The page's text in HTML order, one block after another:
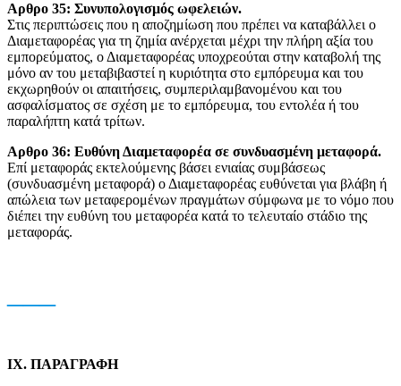
Αρθρο 35: Συνυπολογισμός ωφελειών.
Στις περιπτώσεις που η αποζημίωση που πρέπει να καταβάλλει ο
Διαμεταφορέας για τη ζημία ανέρχεται μέχρι την πλήρη αξία του
εμπορεύματος, ο Διαμεταφορέας υποχρεούται στην καταβολή της
μόνο αν του μεταβιβαστεί η κυριότητα στο εμπόρευμα και του
εκχωρηθούν οι απαιτήσεις, συμπεριλαμβανομένoυ και του
ασφαλίσματος σε σχέση με το εμπόρευμα, του εντολέα ή του
παραλήπτη κατά τρίτων.
Αρθρο 36: Ευθύνη Διαμεταφορέα σε συνδυασμένη μεταφορά.
Eπί μεταφοράς εκτελούμενης βάσει ενιαίας συμβάσεως
(συνδυασμένη μεταφορά) ο Διαμεταφορέας ευθύνεται για βλάβη ή
απώλεια των μεταφερομένων πραγμάτων σύμφωνα με τo νόμο που
διέπει την ευθύνη του μεταφορέα κατά το τελευταίο στάδιο της
μεταφοράς.
IX. ΠΑΡΑΓΡΑΦΗ